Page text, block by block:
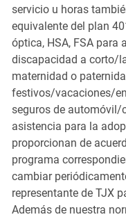
servicio u horas
equivalente del plan
óptica, HSA, FSA para
discapacidad a corto/
maternidad o
festivos/vacaciones/
seguros de automóvil/
asistencia para la
proporcionan de
programa
cambiar
representante de TJX
Además de nuestra